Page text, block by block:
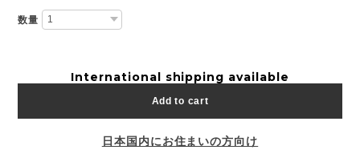
数量
International shipping available
Add to cart
日本国内にお住まいの方向け